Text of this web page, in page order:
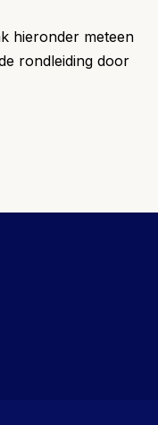
hieronder meteen
rondleiding door